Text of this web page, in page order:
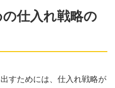
仕入れ戦略の
すためには、仕入れ戦略が